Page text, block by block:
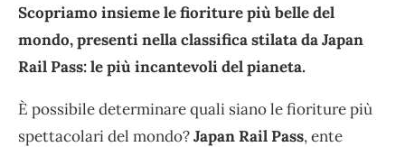
Scopriamo insieme le fioriture più belle del
mondo, presenti nella classifica stilata da Japan
Rail Pass: le più incantevoli del pianeta.
È possibile determinare quali siano le fioriture più
spettacolari del mondo?Japan Rail Pass, ente